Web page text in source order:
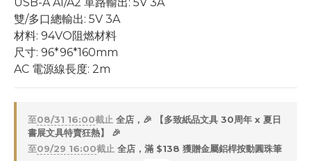
雙/多口總輸出: 5V 3A
材料: 94VO阻燃材料
尺寸: 96*96*160mm
AC 電源線長度: 2m
至08/31 16:00截止 全店，🎉 【多致紙品文具 30周年 x 夏日
書展文具特賣狂熱】 🎉
至09/29 16:00截止 全店，滿 $138 獲贈金屬鋁桿按動圓珠筆